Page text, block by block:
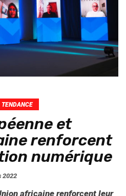
TENDANCE
et
renforcent
numérique
2022
africaine renforcent leur